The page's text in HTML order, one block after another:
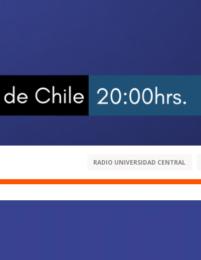
RADIO UNIVERSIDAD CENTRAL